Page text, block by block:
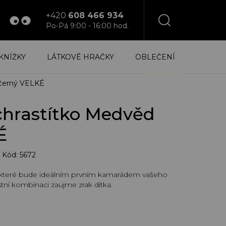
+420 608 466 934
Po-Pá 9:00 - 16:00 hod.
KOŠÍK
LÁTKOVÉ HRAČKY OBLEČENÍ
VELKÉ
Medvěd
Kód: 5672
bude ideálním prvním kamarádem vašeho
kombinaci zaujme zrak dítka.